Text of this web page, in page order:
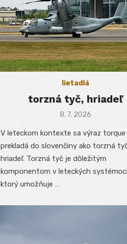
lietadlá
torzná tyč, hriadeľ
Posted
8. 7. 2026
V leteckom kontexte sa výraz
prekladá do slovenčiny ako torzná
hriadeľ. Torzná tyč je dôležitým
komponentom v leteckých
ktorý umožňuje …